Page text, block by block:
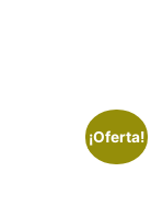
¡Oferta!